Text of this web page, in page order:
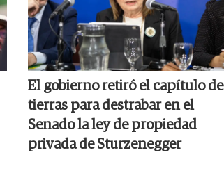
El gobierno retiró el capítulo de
tierras para destrabar en el
Senado la ley de propiedad
privada de Sturzenegger